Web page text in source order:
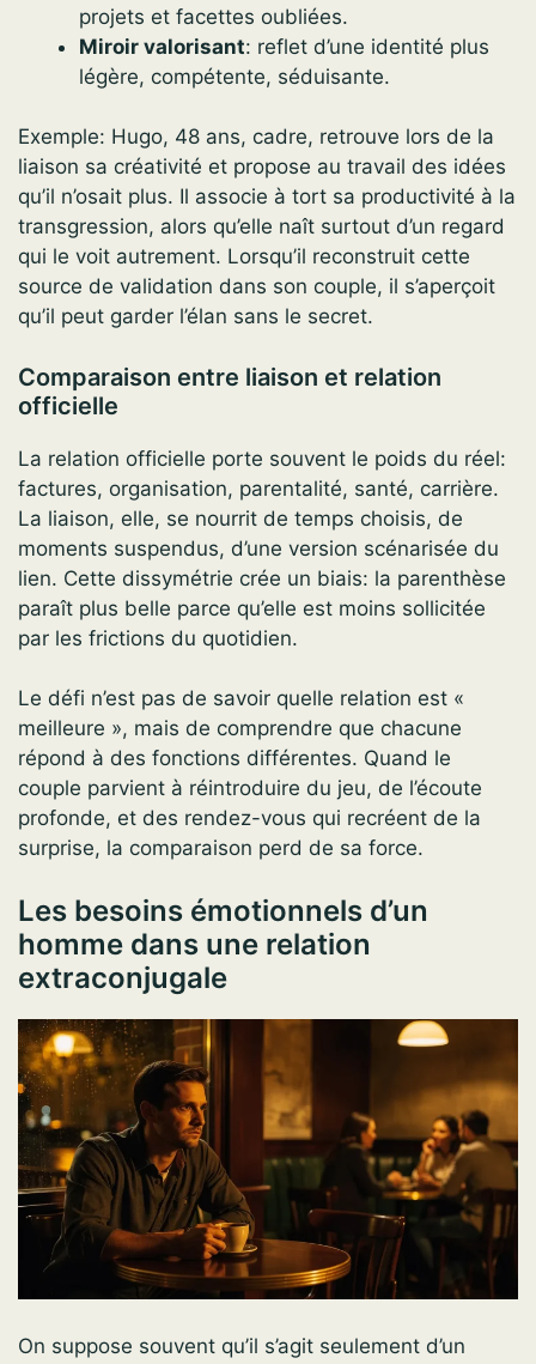
projets et facettes oubliées.
Miroir valorisant: reflet d’une identité plus
légère, compétente, séduisante.
Exemple: Hugo, 48 ans, cadre, retrouve lors de la
liaison sa créativité et propose au travail des idées
qu’il n’osait plus. Il associe à tort sa productivité à la
transgression, alors qu’elle naît surtout d’un regard
qui le voit autrement. Lorsqu’il reconstruit cette
source de validation dans son couple, il s’aperçoit
qu’il peut garder l’élan sans le secret.
Comparaison entre liaison et relation
officielle
La relation officielle porte souvent le poids du réel:
factures, organisation, parentalité, santé, carrière.
La liaison, elle, se nourrit de temps choisis, de
moments suspendus, d’une version scénarisée du
lien. Cette dissymétrie crée un biais: la parenthèse
paraît plus belle parce qu’elle est moins sollicitée
par les frictions du quotidien.
Le défi n’est pas de savoir quelle relation est «
meilleure », mais de comprendre que chacune
répond à des fonctions différentes. Quand le
couple parvient à réintroduire du jeu, de l’écoute
profonde, et des rendez-vous qui recréent de la
surprise, la comparaison perd de sa force.
Les besoins émotionnels d’un
homme dans une relation
extraconjugale
On suppose souvent qu’il s’agit seulement d’un